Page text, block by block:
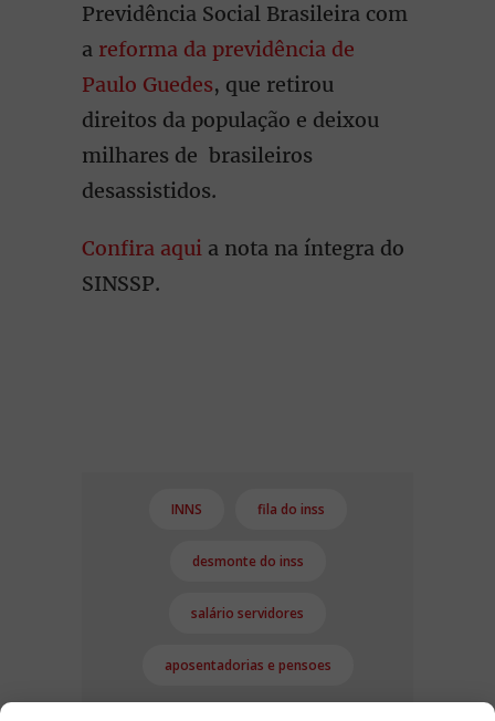
Previdência Social Brasileira com
a reforma da previdência de
Paulo Guedes, que retirou
direitos da população e deixou
milhares de brasileiros
desassistidos.
Confira aqui a nota na íntegra do
SINSSP.
INNS fila do inss
desmonte do inss
salário servidores
aposentadorias e pensoes